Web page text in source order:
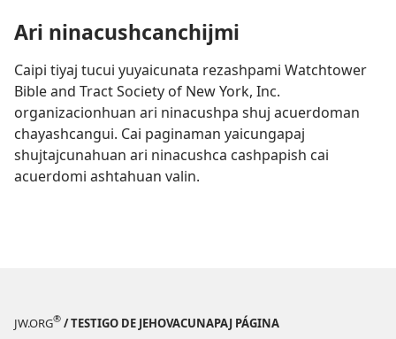
Ari ninacushcanchijmi
Caipi tiyaj tucui yuyaicunata rezashpami Watchtower
Bible and Tract Society of New York, Inc.
organizacionhuan ari ninacushpa shuj acuerdoman
chayashcangui. Cai paginaman yaicungapaj
shujtajcunahuan ari ninacushca cashpapish cai
acuerdomi ashtahuan valin.
JW.ORG® / TESTIGO DE JEHOVACUNAPAJ PÁGINA